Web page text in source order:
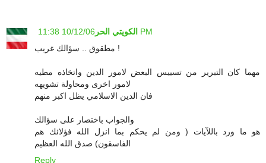
الكويتي الحر 10/12/06 11:38 PM
مطقوق .. سؤالك غريب !
مهما كان التبرير من تسييس البعض لامور الدين واتخاذه مطيه
لامور اخرى ومحاولة تشويهه
فان الدين الاسلامي يظل اكبر منهم
والجواب باختصار على سؤالك
هو ما ورد باللآيات ( ومن لم يحكم بما انزل الله فؤلائك هم
الفاسقون) صدق الله العظيم
Reply